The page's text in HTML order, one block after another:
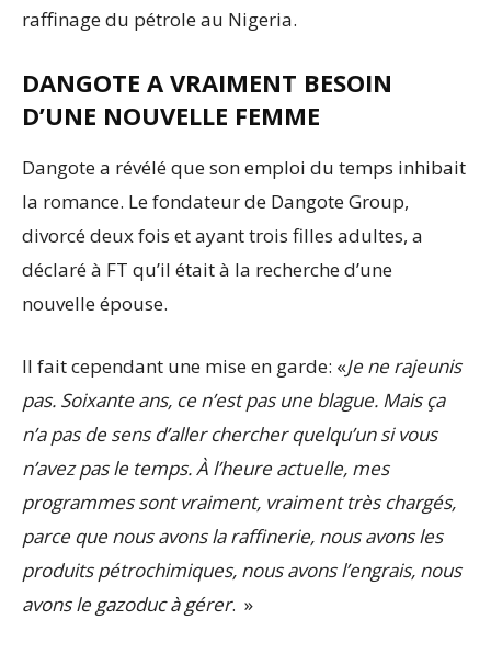
raffinage du pétrole au Nigeria.
DANGOTE A VRAIMENT BESOIN
D’UNE NOUVELLE FEMME
Dangote a révélé que son emploi du temps inhibait
la romance. Le fondateur de Dangote Group,
divorcé deux fois et ayant trois filles adultes, a
déclaré à FT qu’il était à la recherche d’une
nouvelle épouse.
Il fait cependant une mise en garde: «Je ne rajeunis
pas. Soixante ans, ce n’est pas une blague. Mais ça
n’a pas de sens d’aller chercher quelqu’un si vous
n’avez pas le temps. À l’heure actuelle, mes
programmes sont vraiment, vraiment très chargés,
parce que nous avons la raffinerie, nous avons les
produits pétrochimiques, nous avons l’engrais, nous
avons le gazoduc à gérer. »